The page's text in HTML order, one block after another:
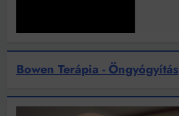
Bowen Terápia - Öngyógyítás